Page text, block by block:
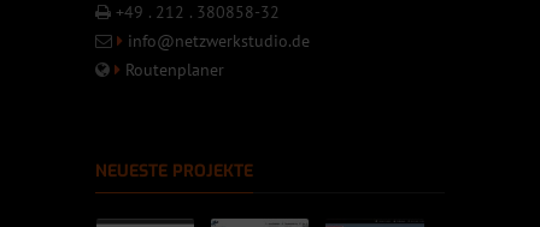
+49 . 212 . 380858-32
info@netzwerkstudio.de
Routenplaner
NEUESTE PROJEKTE